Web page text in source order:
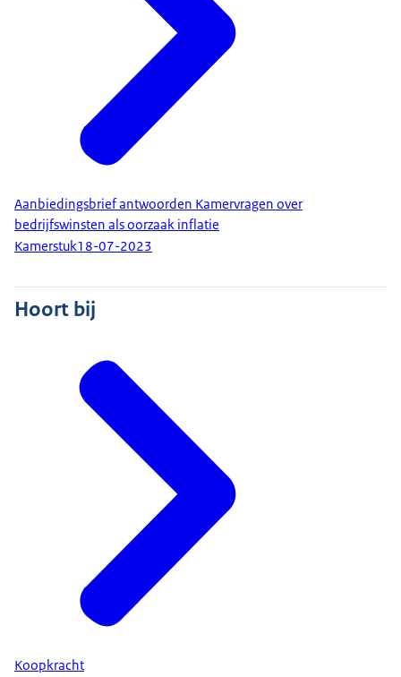
Aanbiedingsbrief antwoorden Kamervragen over
bedrijfswinsten als oorzaak inflatie
Kamerstuk18-07-2023
Hoort bij
Koopkracht